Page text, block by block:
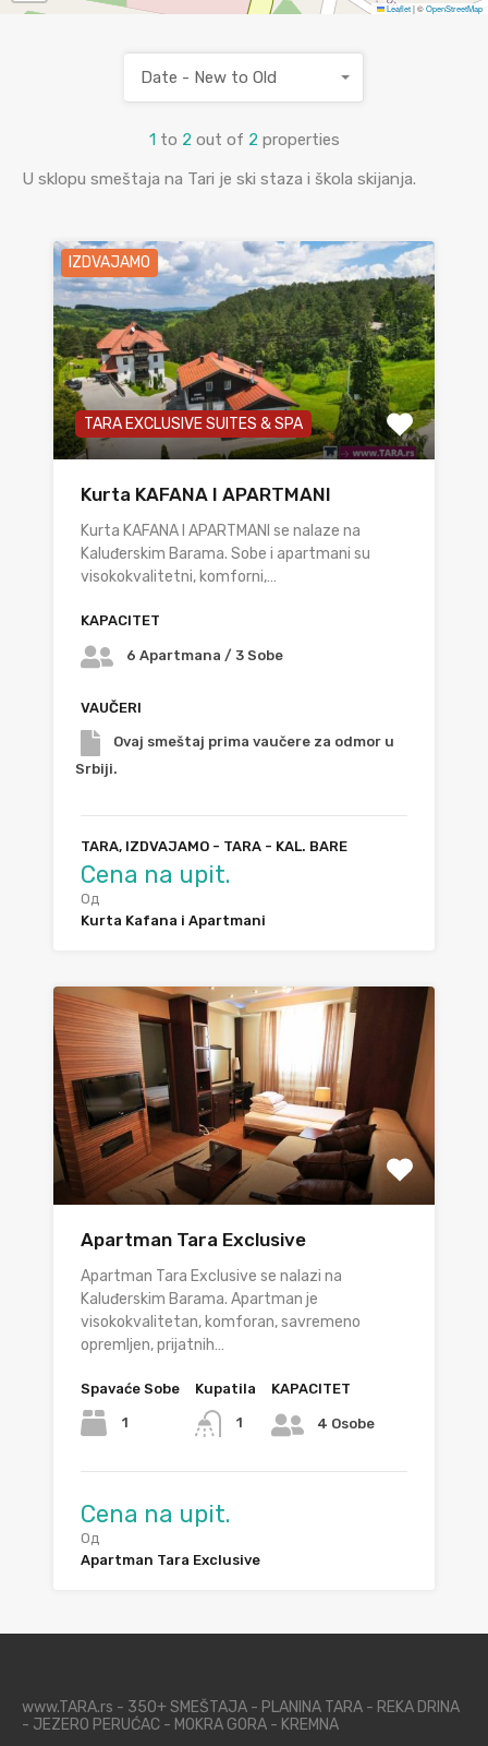
Leaflet|©OpenStreetMap
1 to 2 out of 2 properties
Date - New to Old
U sklopu smeštaja na Tari je ski staza i škola skijanja.
IZDVAJAMO
TARA EXCLUSIVE SUITES & SPA
Kurta KAFANA I APARTMANI
Kurta KAFANA I APARTMANI se nalaze na
Kaluđerskim Barama. Sobe i apartmani su
visokokvalitetni, komforni,…
KAPACITET
6 Apartmana / 3 Sobe
VAUČERI
Ovaj smeštaj prima vaučere za odmor u
Srbiji.
TARA, IZDVAJAMO - TARA - KAL. BARE
Cena na upit.
Од
Kurta Kafana i Apartmani
Apartman Tara Exclusive
Apartman Tara Exclusive se nalazi na
Kaluđerskim Barama. Apartman je
visokokvalitetan, komforan, savremeno
opremljen, prijatnih…
Spavaće Sobe
1
Kupatila
1
KAPACITET
4 Osobe
Cena na upit.
Од
Apartman Tara Exclusive
www.TARA.rs - 350+ SMEŠTAJA - PLANINA TARA - REKA DRINA
- JEZERO PERUĆAC - MOKRA GORA - KREMNA